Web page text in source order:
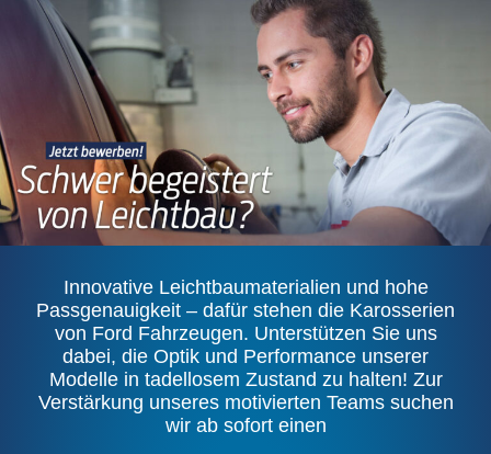
Innovative Leichtbaumaterialien und hohe
Passgenauigkeit – dafür stehen die Karosserien
von Ford Fahrzeugen. Unterstützen Sie uns
dabei, die Optik und Performance unserer
Modelle in tadellosem Zustand zu halten! Zur
Verstärkung unseres motivierten Teams suchen
wir ab sofort einen